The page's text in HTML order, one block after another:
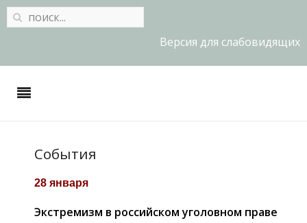
Версия для слабовидящих
События
28 января
Экстремизм в российском уголовном праве